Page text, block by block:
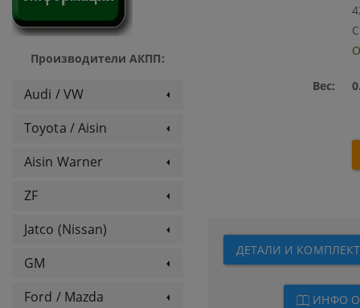
Производители АКПП:
Audi / VW
Toyota / Aisin
Aisin Warner
ZF
Jatco (Nissan)
GM
Ford / Mazda
Вес:
ДЕТАЛИ И
ИНФО